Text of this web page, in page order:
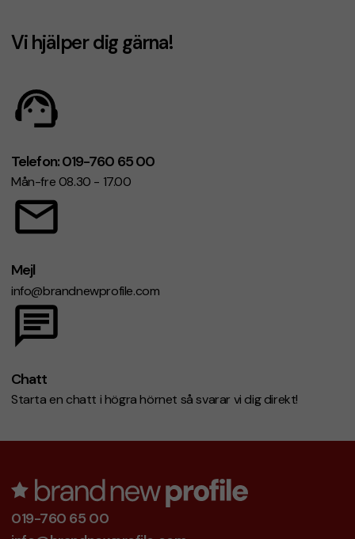
Vi hjälper dig gärna!
Telefon: 019-760 65 00
Mån-fre 08.30 - 17.00
Mejl
info@brandnewprofile.com
Chatt
Starta en chatt i högra hörnet så svarar vi dig direkt!
019-760 65 00